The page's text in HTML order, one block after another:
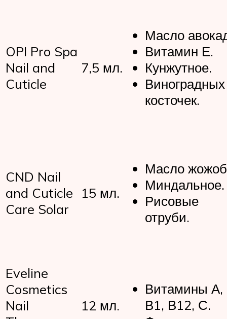
OPI Pro Spa
Nail and
Cuticle
7,5 мл.
Масло
Витамин Е.
Кунжутное.
Виноградных
косточек.
CND Nail
and Cuticle
Care Solar
15 мл.
Масло
Миндальное.
Рисовые
отруби.
Eveline
Cosmetics
Nail
12 мл.
Витамины А,
В1, В12, С.